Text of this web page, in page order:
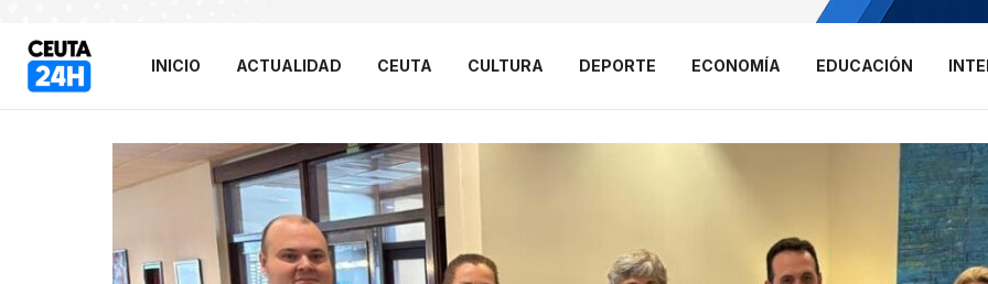
INICIO ACTUALIDAD CEUTA CULTURA DEPORTE ECONOMÍA EDUCACIÓN